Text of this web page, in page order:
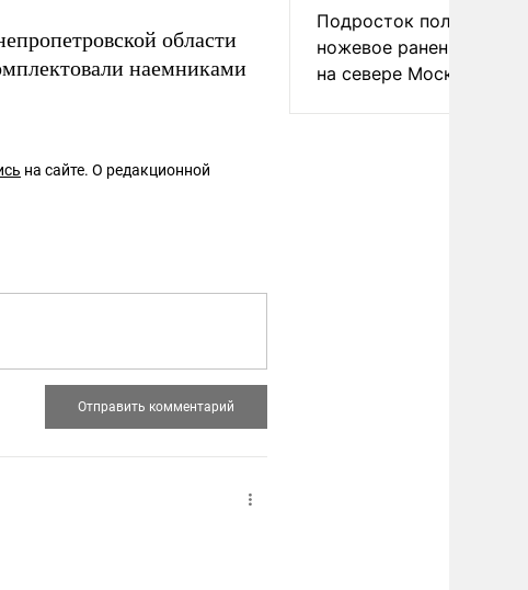
области
наемниками
на сайте. О редакционной
Подросток получил
ножевое ранение в
на севере Москвы